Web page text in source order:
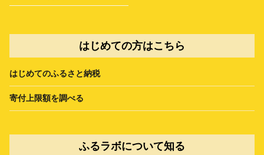
はじめての方はこちら
はじめてのふるさと納税
寄付上限額を調べる
ふるラボについて知る